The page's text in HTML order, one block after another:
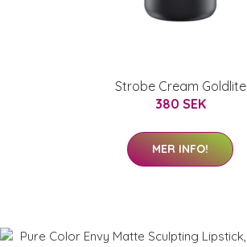
Strobe Cream Goldlite
380 SEK
MER INFO!